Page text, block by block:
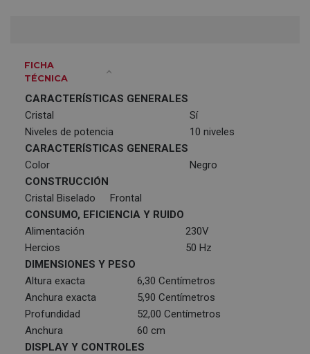
FICHA
TÉCNICA
CARACTERÍSTICAS GENERALES
Cristal
Sí
Niveles de potencia
10 niveles
CARACTERÍSTICAS GENERALES
Color
Negro
CONSTRUCCIÓN
Cristal Biselado
Frontal
CONSUMO, EFICIENCIA Y RUIDO
Alimentación
230V
Hercios
50 Hz
DIMENSIONES Y PESO
Altura exacta
6,30 Centímetros
Anchura exacta
5,90 Centímetros
Profundidad
52,00 Centímetros
Anchura
60 cm
DISPLAY Y CONTROLES